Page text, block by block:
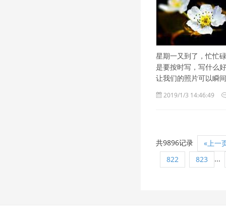
星期一又到了，忙忙
是要按时写，写什么
让我们的照片可以瞬
2019/1/3 14:46:49
共9896记录
«上一
822
823 ...